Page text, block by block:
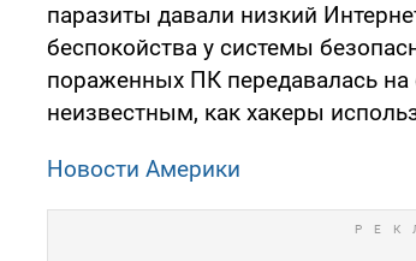
паразиты давали низкий
беспокойства у системы
пораженных ПК передавалась на
неизвестным, как хакеры
Новости Америки